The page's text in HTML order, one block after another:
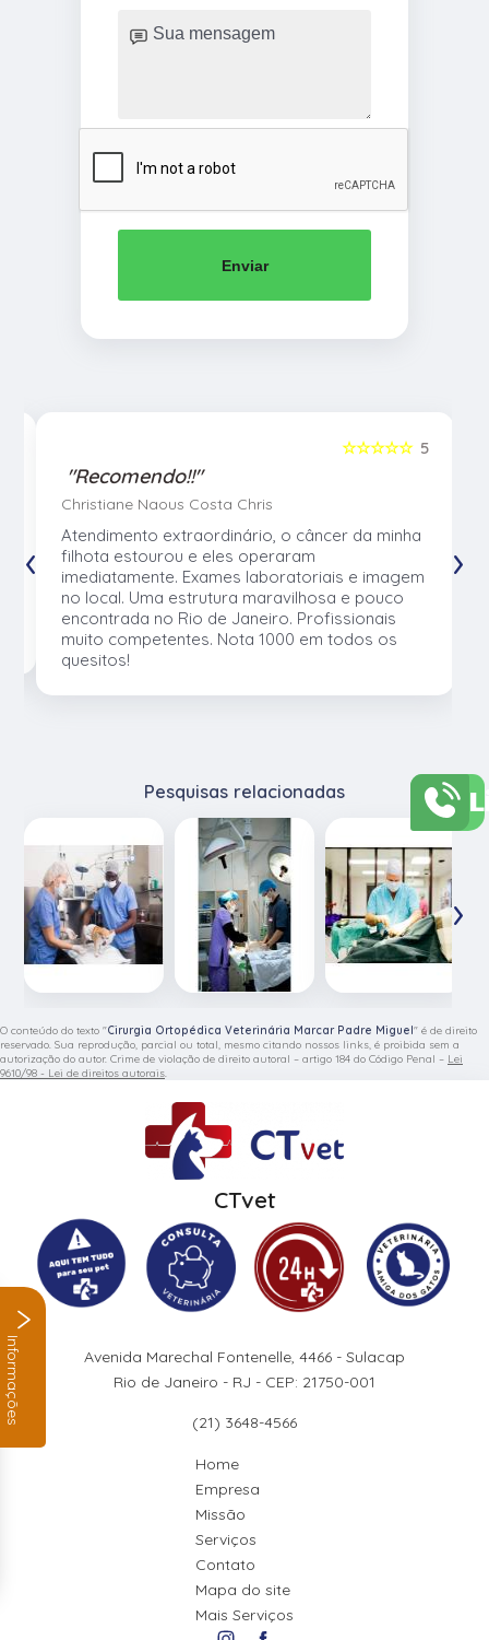
Enviar
5
☆☆☆☆☆
"Recomendo!!"
Christiane Naous Costa Chris
Atendimento extraordinário, o câncer da minha
filhota estourou e eles operaram
imediatamente. Exames laboratoriais e imagem
no local. Uma estrutura maravilhosa e pouco
encontrada no Rio de Janeiro. Profissionais
muito competentes. Nota 1000 em todos os
quesitos!
‹ ›
Pesquisas relacionadas
‹ ›
O conteúdo do texto "Cirurgia Ortopédica Veterinária Marcar Padre Miguel" é de direito
reservado. Sua reprodução, parcial ou total, mesmo citando nossos links, é proibida sem a
autorização do autor. Crime de violação de direito autoral – artigo 184 do Código Penal – Lei
9610/98 - Lei de direitos autorais.
CTvet
Avenida Marechal Fontenelle, 4466 - Sulacap
Rio de Janeiro - RJ - CEP: 21750-001
(21) 3648-4566
Home
Empresa
Missão
Serviços
Contato
Mapa do site
Mais Serviços
Informações